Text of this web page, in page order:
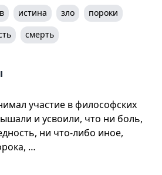
истина зло
пороки
смерть
участие в философских
и усвоили, что ни боль,
ни что-либо иное,
…